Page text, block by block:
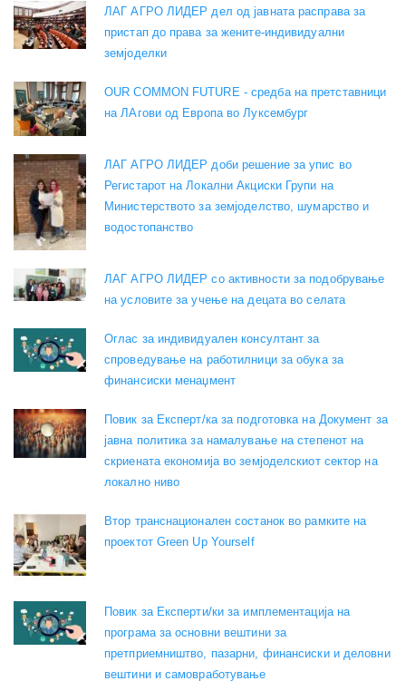
ЛАГ АГРО ЛИДЕР дел од јавната расправа за
пристап до права за жените-индивидуални
земјоделки
OUR COMMON FUTURE - средба на претставници
на ЛАгови од Европа во Луксембург
ЛАГ АГРО ЛИДЕР доби решение за упис во
Регистарот на Локални Акциски Групи на
Министерството за земјоделство, шумарство и
водостопанство
ЛАГ АГРО ЛИДЕР со активности за подобрување
на условите за учење на децата во селата
Оглас за индивидуален консултант за
спроведување на работилници за обука за
финансиски менаџмент
Повик за Експерт/ка за подготовка на Документ за
јавна политика за намалување на степенот на
скриената економија во земјоделскиот сектор на
локално ниво
Втор транснационален состанок во рамките на
проектот Green Up Yourself
Повик за Експерти/ки за имплементација на
програма за основни вештини за
претприемништво, пазарни, финансиски и деловни
вештини и самовработување